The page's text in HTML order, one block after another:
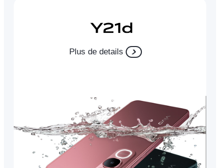
Plus de details